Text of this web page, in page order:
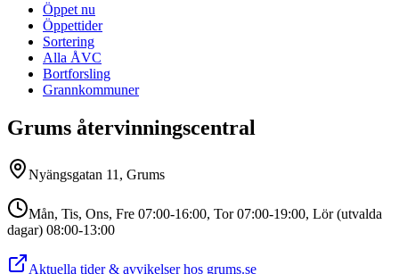
Öppet nu
Öppettider
Sortering
Alla ÅVC
Bortforsling
Grannkommuner
Grums återvinningscentral
Nyängsgatan 11, Grums
Mån, Tis, Ons, Fre 07:00-16:00, Tor 07:00-19:00, Lör (utvalda
dagar) 08:00-13:00
Aktuella tider & avvikelser hos grums.se